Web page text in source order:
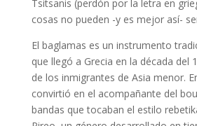
Tsitsanis (perdón por la letra en
cosas no pueden -y es mejor así-
El baglamas es un instrumento
que llegó a Grecia en la década del
de los inmigrantes de Asia menor.
convirtió en el acompañante del
bandas que tocaban el estilo